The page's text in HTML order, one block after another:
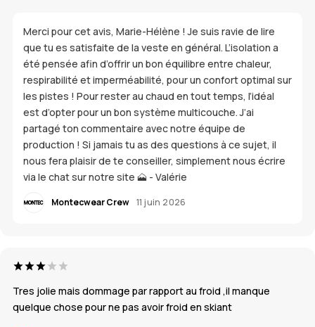
Merci pour cet avis, Marie-Hélène ! Je suis ravie de lire
que tu es satisfaite de la veste en général. L’isolation a
été pensée afin d’offrir un bon équilibre entre chaleur,
respirabilité et imperméabilité, pour un confort optimal sur
les pistes ! Pour rester au chaud en tout temps, l’idéal
est d’opter pour un bon système multicouche. J’ai
partagé ton commentaire avec notre équipe de
production ! Si jamais tu as des questions à ce sujet, il
nous fera plaisir de te conseiller, simplement nous écrire
via le chat sur notre site 🗻 - Valérie
Montecwear Crew 11 juin 2026
Tres jolie mais dommage par rapport au froid ,il manque
quelque chose pour ne pas avoir froid en skiant